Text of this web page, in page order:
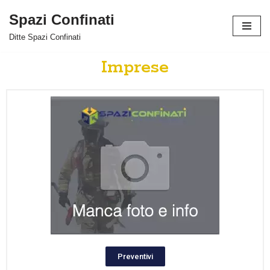
Vai
Spazi Confinati
Ditte Spazi Confinati
Imprese
Preventivi